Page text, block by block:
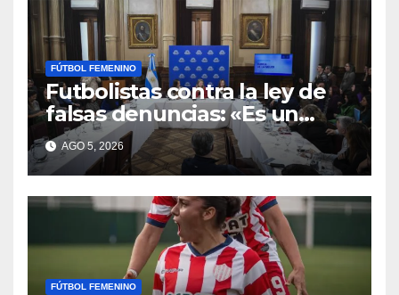
FÚTBOL FEMENINO
Futbolistas contra la ley de
falsas denuncias: «Es un
escudo para violentos»
AGO 5, 2026
FÚTBOL FEMENINO